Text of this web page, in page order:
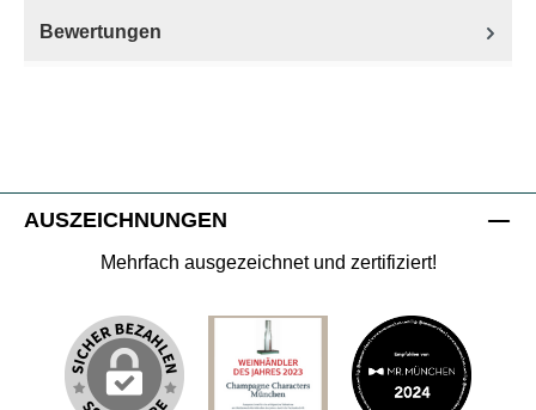
Bewertungen
AUSZEICHNUNGEN
Mehrfach ausgezeichnet und zertifiziert!